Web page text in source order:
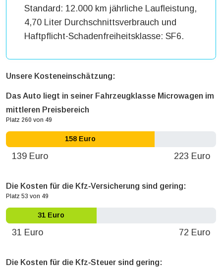
Standard: 12.000 km jährliche Laufleistung,
4,70 Liter Durchschnittsverbrauch und
Haftpflicht-Schadenfreiheitsklasse: SF6.
Unsere Kosteneinschätzung:
Das Auto liegt in seiner Fahrzeugklasse Microwagen im
mittleren Preisbereich
Platz 260 von 49
158 Euro
139 Euro 223 Euro
Die Kosten für die Kfz‐Versicherung sind gering:
Platz 53 von 49
31 Euro
31 Euro 72 Euro
Die Kosten für die Kfz‐Steuer sind gering: